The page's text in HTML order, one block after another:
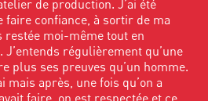
de production. J’ai été
faire confiance, à sortir de ma
restée moi-même tout en
J’entends régulièrement qu’une
plus ses preuves qu’un homme.
mais après, une fois qu’on a